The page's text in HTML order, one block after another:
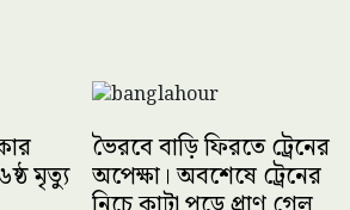
মৃত্যু
ভৈরবে বাড়ি ফিরতে ট্রেনের
অপেক্ষা। অবশেষে ট্রেনের